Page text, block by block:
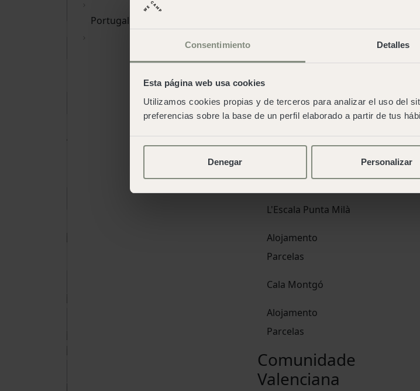
Consentimiento Detalles
Esta página web usa cookies
Utilizamos cookies propias y de terceros para analizar el uso del
preferencias sobre la base de un perfil elaborado a partir de tus
Denegar Personalizar
Portugal
Parcelas
Euskoídia
San Sebastián
Alojamento
Catalunha
L'Escala Punta Milà
Alojamento
Parcelas
Cala Montgó
Alojamento
Parcelas
Comunidade
Valenciana
Adultos